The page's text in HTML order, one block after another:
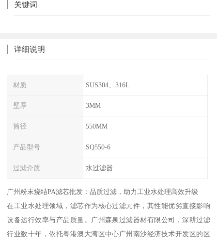
关键词
详细说明
材质 SUS304、316L
壁厚 3MM
筒径 550MM
产品型号 SQ550-6
过滤介质 水过滤器
广州粉末烧结PA滤芯批发：品质过滤，助力工业水处理高效升级
在工业水处理领域，滤芯作为核心过滤元件，其性能优劣直接影响
设备运行效率与产品质量。广州森泉过滤器材有限公司，深耕过滤
行业数十年，依托粤港澳大湾区中心广州南沙经济技术开发区的区